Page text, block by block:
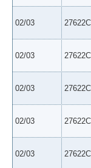
02/03
02/03
02/03
02/03
02/03